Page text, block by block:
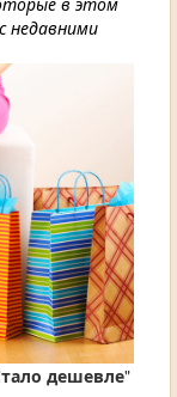
недавними
дешевле"